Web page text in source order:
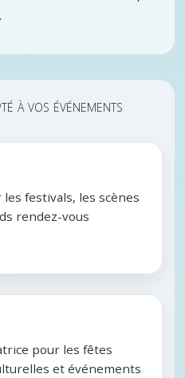
à vos événements
festivals, les scènes
rendez-vous
pour les fêtes
et événements